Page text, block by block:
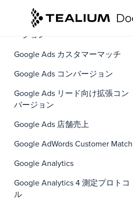
Google Ads ウェブ用拡張コンバ
ージョン
Google Ads カスタマーマッチ
Google Ads コンバージョン
Google Ads リード向け拡張コン
バージョン
Google Ads 店舗売上
Google AdWords Customer Match
Google Analytics
Google Analytics 4 測定プロトコ
ル